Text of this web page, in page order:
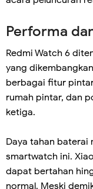
Performa
Redmi Watch 6
yang
berbagai fitur
rumah pintar, dan
ketiga.
Daya tahan baterai
smartwatch ini.
dapat bertahan
normal. Meski